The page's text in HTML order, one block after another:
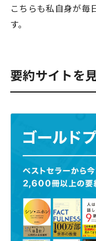
こちらも私自身が毎
す。
要約サイトを